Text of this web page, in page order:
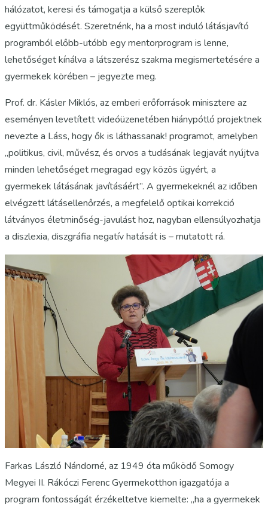
hálózatot, keresi és támogatja a külső szereplők
együttműködését. Szeretnénk, ha a most induló látásjavító
programból előbb-utóbb egy mentorprogram is lenne,
lehetőséget kínálva a látszerész szakma megismertetésére a
gyermekek körében – jegyezte meg.
Prof. dr. Kásler Miklós, az emberi erőforrások minisztere az
eseményen levetített videóüzenetében hiánypótló projektnek
nevezte a Láss, hogy ők is láthassanak! programot, amelyben
„politikus, civil, művész, és orvos a tudásának legjavát nyújtva
minden lehetőséget megragad egy közös ügyért, a
gyermekek látásának javításáért”. A gyermekeknél az időben
elvégzett látásellenőrzés, a megfelelő optikai korrekció
látványos életminőség-javulást hoz, nagyban ellensúlyozhatja
a diszlexia, diszgráfia negatív hatását is – mutatott rá.
Farkas László Nándorné, az 1949 óta működő Somogy
Megyei II. Rákóczi Ferenc Gyermekotthon igazgatója a
program fontosságát érzékeltetve kiemelte: „ha a gyermekek